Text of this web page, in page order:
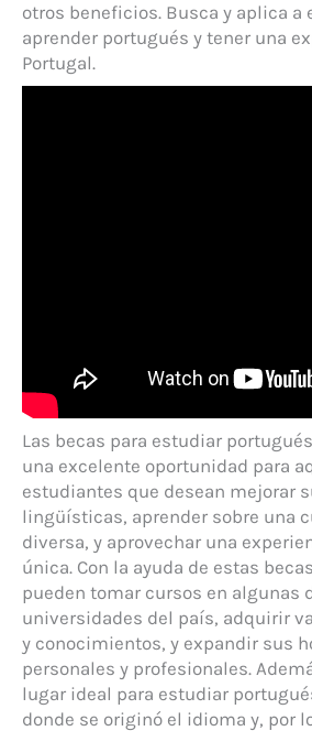
otros beneficios. Busca y aplica a
aprender portugués y tener una
Portugal.
Las becas para estudiar
una excelente oportunidad para
estudiantes que desean mejorar
lingüísticas, aprender sobre una
diversa, y aprovechar una
única. Con la ayuda de estas
pueden tomar cursos en algunas
universidades del país, adquirir
y conocimientos, y expandir sus
personales y profesionales.
lugar ideal para estudiar
donde se originó el idioma y, por